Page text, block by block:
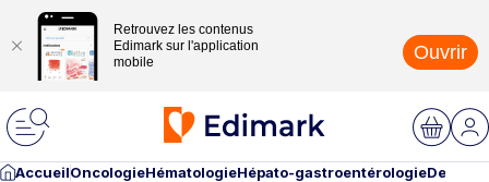
Retrouvez les contenus
Edimark sur l'application
mobile
Ouvrir
AccueilOncologieHématologieHépato-gastroentérologie